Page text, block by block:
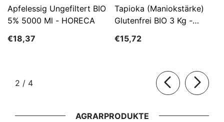
Apfelessig Ungefiltert BIO
5% 5000 Ml - HORECA
€18,37
Tapioka (Maniokstärke)
Glutenfrei BIO 3 Kg -
€15,72
2 / von
4
AGRARPRODUKTE